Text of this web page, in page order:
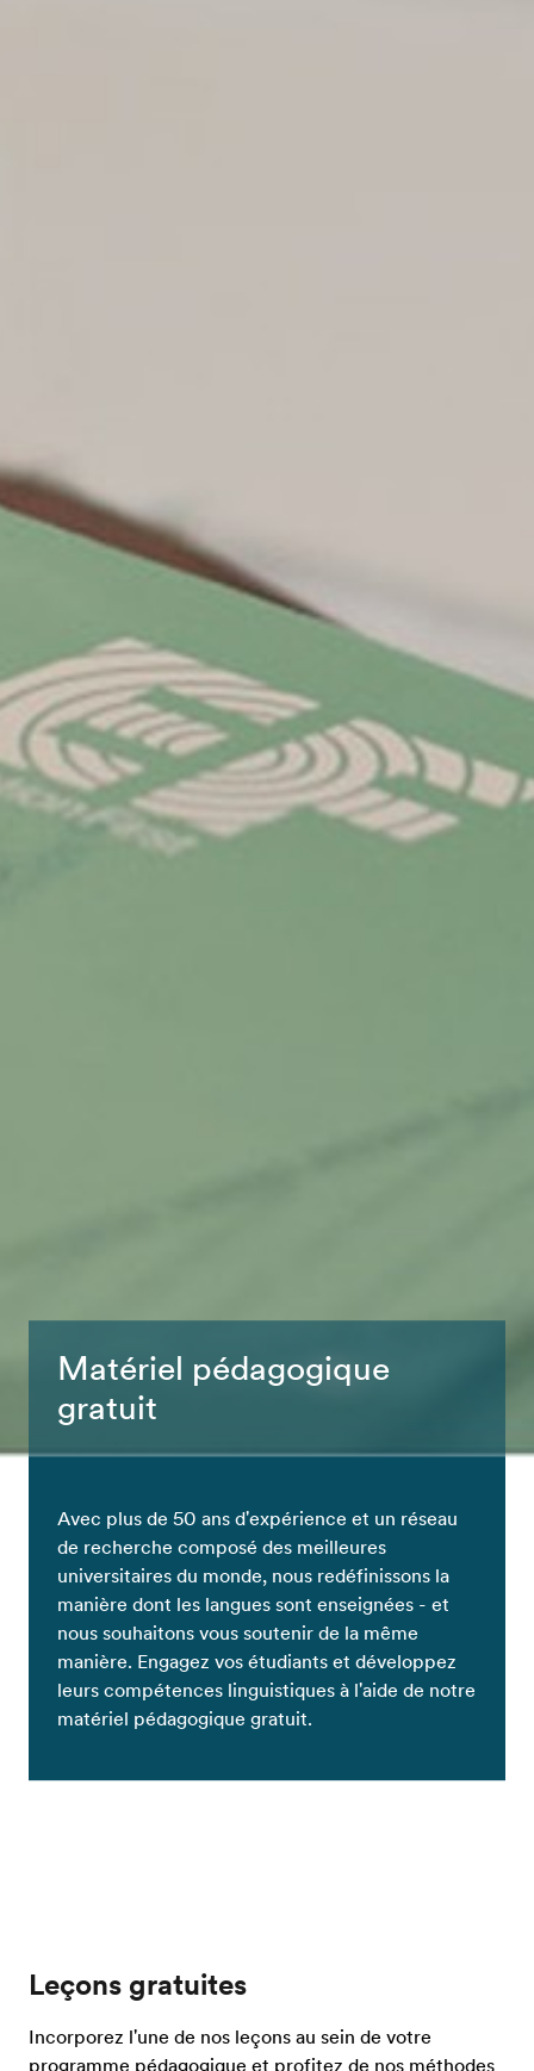
Matériel pédagogique
gratuit
Avec plus de 50 ans d'expérience et un réseau
de recherche composé des meilleures
universitaires du monde, nous redéfinissons la
manière dont les langues sont enseignées - et
nous souhaitons vous soutenir de la même
manière. Engagez vos étudiants et développez
leurs compétences linguistiques à l'aide de notre
matériel pédagogique gratuit.
Leçons gratuites
Incorporez l'une de nos leçons au sein de votre
programme pédagogique et profitez de nos méthodes